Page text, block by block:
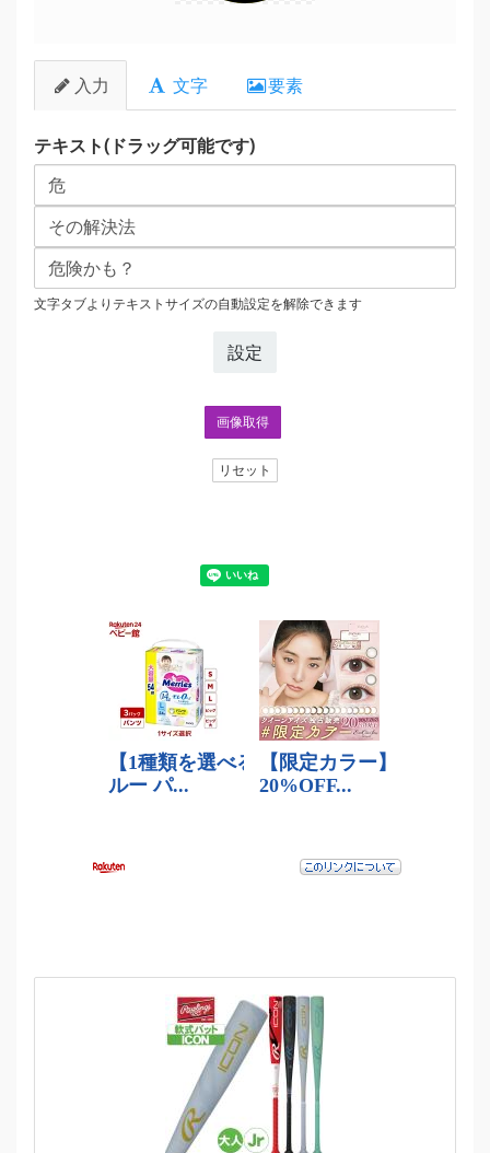
入力 文字 要素
テキスト(ドラッグ可能です)
文字タブよりテキストサイズの自動設定を解除できます
設定
画像取得
リセット